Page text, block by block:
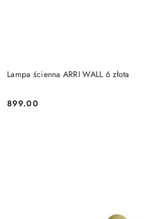
Lampa ścienna ARRI WALL 6 złota
Cena:
899.00